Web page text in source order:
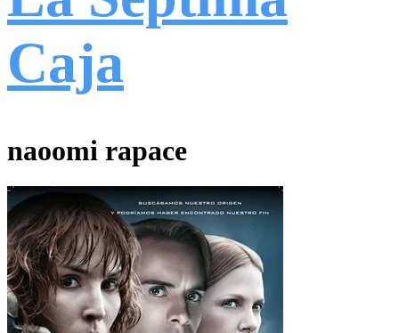
Caja
naoomi rapace